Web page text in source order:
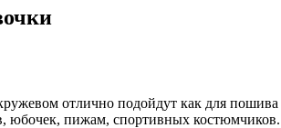
отлично подойдут как для
юбочек, пижам, спортивных костюмчиков.